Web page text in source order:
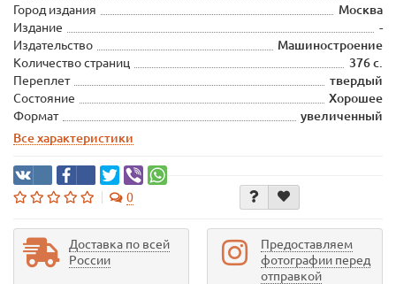
Город издания
Москва
Издание
-
Издательство
Машиностроение
Количество страниц
376 с.
Переплет
твердый
Состояние
Хорошее
Формат
увеличенный
Все характеристики
0
Доставка по всей
России
Предоставляем
фотографии перед
отправкой